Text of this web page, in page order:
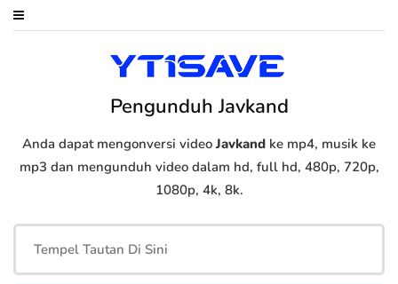
Pengunduh Javkand
Anda dapat mengonversi videoJavkand ke mp4, musik ke
mp3 dan mengunduh video dalam hd, full hd, 480p, 720p,
1080p, 4k, 8k.